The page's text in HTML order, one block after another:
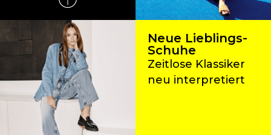
Neue Lieblings-
Schuhe
Zeitlose Klassiker
neu interpretiert